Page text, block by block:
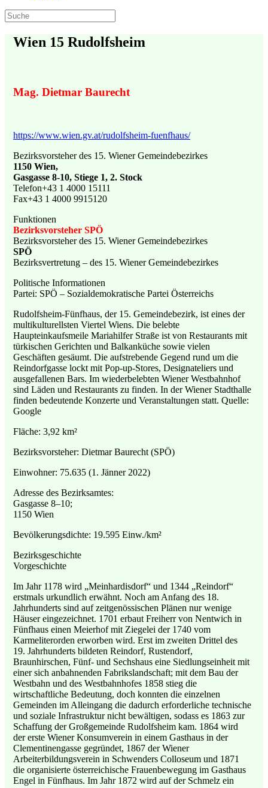
Wien 15 Rudolfsheim
Mag. Dietmar Baurecht
https://www.wien.gv.at/rudolfsheim-fuenfhaus/
Bezirksvorsteher des 15. Wiener Gemeindebezirkes
1150 Wien,
Gasgasse 8-10, Stiege 1, 2. Stock
Telefon+43 1 4000 15111
Fax+43 1 4000 9915120
Funktionen
Bezirksvorsteher SPÖ
Bezirksvorsteher des 15. Wiener Gemeindebezirkes
SPÖ
Bezirksvertretung – des 15. Wiener Gemeindebezirkes
Politische Informationen
Partei: SPÖ – Sozialdemokratische Partei Österreichs
Rudolfsheim-Fünfhaus, der 15. Gemeindebezirk, ist eines der
multikulturellsten Viertel Wiens. Die belebte
Haupteinkaufsmeile Mariahilfer Straße ist von Restaurants mit
türkischen Gerichten und Balkanküche sowie vielen
Geschäften gesäumt. Die aufstrebende Gegend rund um die
Reindorfgasse lockt mit Pop-up-Stores, Designateliers und
ausgefallenen Bars. Im wiederbelebten Wiener Westbahnhof
sind Läden und Restaurants zu finden. In der Wiener Stadthalle
finden bedeutende Konzerte und Veranstaltungen statt. Quelle:
Google
Fläche: 3,92 km²
Bezirksvorsteher: Dietmar Baurecht (SPÖ)
Einwohner: 75.635 (1. Jänner 2022)
Adresse des Bezirksamtes:
Gasgasse 8–10;
1150 Wien
Bevölkerungsdichte: 19.595 Einw./km²
Bezirksgeschichte
Vorgeschichte
Im Jahr 1178 wird „Meinhardisdorf“ und 1344 „Reindorf“
erstmals urkundlich erwähnt. Noch am Anfang des 18.
Jahrhunderts sind auf zeitgenössischen Plänen nur wenige
Häuser eingezeichnet. 1701 erbaut Freiherr von Nentwich in
Fünfhaus einen Meierhof mit Ziegelei der 1740 vom
Karmeliterorden erworben wird. Erst im zweiten Drittel des
19. Jahrhunderts bildeten Reindorf, Rustendorf,
Braunhirschen, Fünf- und Sechshaus eine Siedlungseinheit mit
einer sich anbahnenden Fabrikslandschaft; mit dem Bau der
Westbahn und des Westbahnhofes 1858 stieg die
wirtschaftliche Bedeutung, doch konnten die einzelnen
Gemeinden im Alleingang die dadurch erforderliche technische
und soziale Infrastruktur nicht bewältigen, sodass es 1863 zur
Schaffung der Großgemeinde Rudolfsheim kam. 1864 wird
der erste Wiener Konsumverein in einem Gasthaus in der
Clementinengasse gegründet, 1867 der Wiener
Arbeiterbildungsverein in Schwenders Colloseum und 1871
die organisierte österreichische Frauenbewegung im Gasthaus
Engel in Fünfhaus. Im Jahr 1872 wird auf der Schmelz ein